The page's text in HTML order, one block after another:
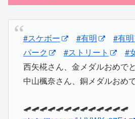
#スケボー #有明
#有
パーク
#ストリート
#
西矢椛さん、金メダルおめ
中山楓奈さん、銅メダルお
🛹🛹🛹🛹🛹🛹🛹🛹🛹🛹🛹🛹🛹